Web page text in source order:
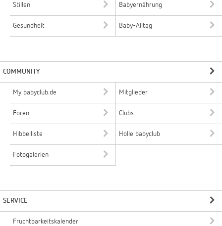
Stillen Babyernährung
Gesundheit Baby-Alltag
COMMUNITY
My babyclub.de Mitglieder
Foren Clubs
Hibbelliste Holle babyclub
Fotogalerien
SERVICE
Fruchtbarkeitskalender